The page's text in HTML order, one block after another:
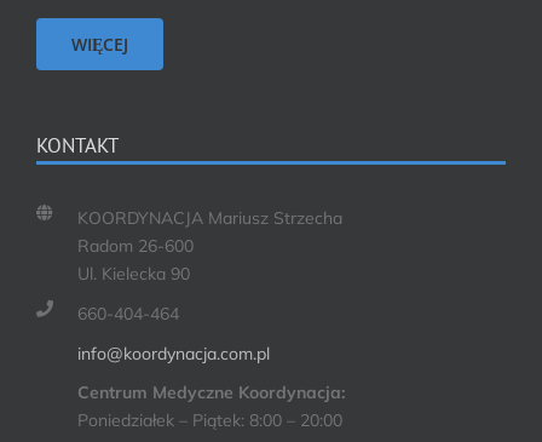
WIĘCEJ
KONTAKT
KOORDYNACJA Mariusz Strzecha
Radom 26-600
Ul. Kielecka 90
660-404-464
info@koordynacja.com.pl
Centrum Medyczne Koordynacja:
Poniedziałek – Piątek: 8:00 – 20:00